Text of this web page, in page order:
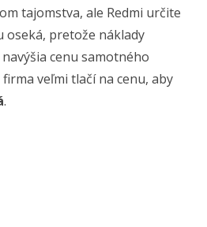
tajomstva, ale Redmi určite
pretože náklady
cenu samotného
veľmi tlačí na cenu, aby
.